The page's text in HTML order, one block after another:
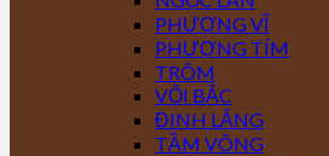
PHƯỢNG VĨ
PHƯỢNG TÍM
TRÔM
VỐI BẮC
ĐINH LĂNG
TẦM VÔNG